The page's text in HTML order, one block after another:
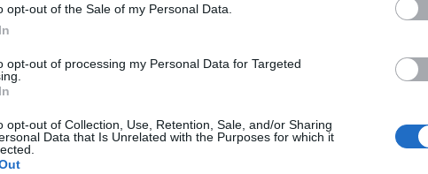
opt-out of the Sale of my Personal Data.
opt-out of processing my Personal Data for Targeted
opt-out of Collection, Use, Retention, Sale, and/or Sharing
Data that Is Unrelated with the Purposes for which it